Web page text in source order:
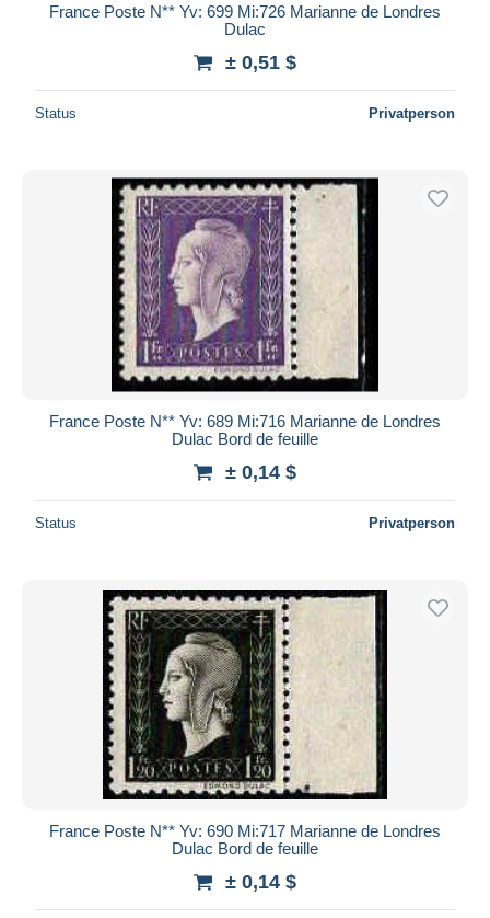
France Poste N** Yv: 699 Mi:726 Marianne de Londres
Dulac
± 0,51 $
Status Privatperson
France Poste N** Yv: 689 Mi:716 Marianne de Londres
Dulac Bord de feuille
± 0,14 $
Status Privatperson
France Poste N** Yv: 690 Mi:717 Marianne de Londres
Dulac Bord de feuille
± 0,14 $